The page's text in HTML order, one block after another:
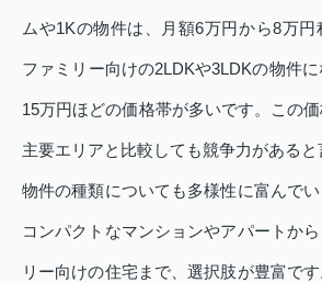
ムや1Kの物件は、月額6万円から8万円
ファミリー向けの2LDKや3LDKの物件
15万円ほどの価格帯が多いです。この
主要エリアと比較しても競争力があると
物件の種類についても多様性に富んで
コンパクトなマンションやアパートか
リー向けの住宅まで、選択肢が豊富で